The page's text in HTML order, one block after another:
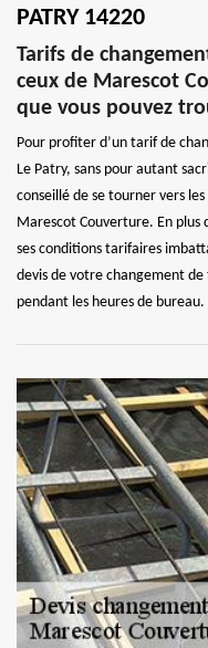
PATRY 14220
Tarifs de
ceux de Marescot
que vous pouvez
Pour profiter d’un tarif de
Le Patry, sans pour autant
conseillé de se tourner vers
Marescot Couverture. En plus
ses conditions tarifaires
devis de votre changement
pendant les heures de bureau.